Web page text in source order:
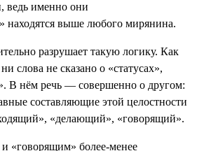
ведь именно они
находятся выше любого мирянина.
разрушает такую логику. Как
слова не сказано о «статусах»,
В нём речь — совершенно о другом:
составляющие этой целостности
«делающий», «говорящий».
«говорящим» более-менее